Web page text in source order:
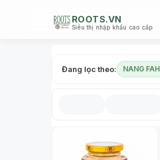
ROOTS.VN
Siêu thị nhập khẩu cao cấp
Đang lọc theo: NANG FAH